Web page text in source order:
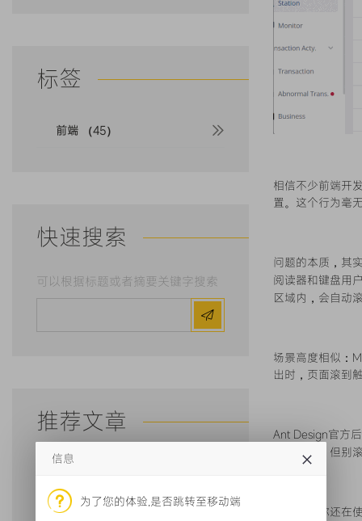
标签
前端 （45）
快速搜索
可以根据标题或者摘要关键字搜索
推荐文章
相信不少前端开
置。这个行为毫
问题的本质，其
阅读器和键盘用
区域内，会自动
场景高度相似：
出时，页面滚到
Ant Design官方
获得焦点，但
不过如果你还
信息
为了您的体验,是否跳转至移动端